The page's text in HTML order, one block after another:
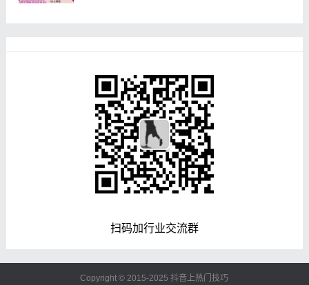
扫码加行业交流群
Copyright © 2015-2025抖音上热门技巧